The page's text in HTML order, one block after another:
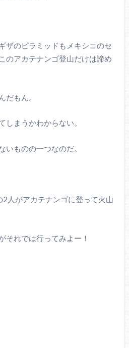
ザのピラミッドもメキシコのセ
のアカテナンゴ登山だけは諦め
だもん。
しまうかわからない。
いものの一つなのだ。
人がアカテナンゴに登って火山
それでは行ってみよー！